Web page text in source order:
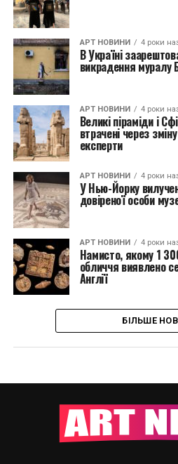
АРТ НОВИНИ 4 роки
В Україні
викрадення муралу
АРТ НОВИНИ 4 роки
Великі піраміди і
втрачені через
експерти
АРТ НОВИНИ 4 роки
У Нью-Йорку
довіреної особи
АРТ НОВИНИ 4 роки
Намисто, якому 1
обличчя виявлено
Англії
БІЛЬШЕ